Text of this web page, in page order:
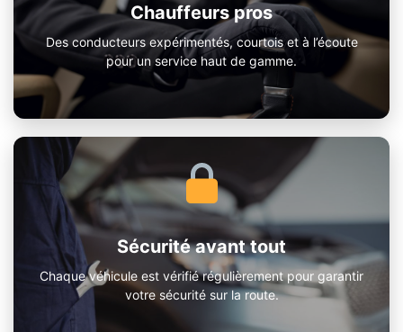
Chauffeurs pros
Des conducteurs expérimentés, courtois et à l’écoute
pour un service haut de gamme.
Sécurité avant tout
Chaque véhicule est vérifié régulièrement pour garantir
votre sécurité sur la route.